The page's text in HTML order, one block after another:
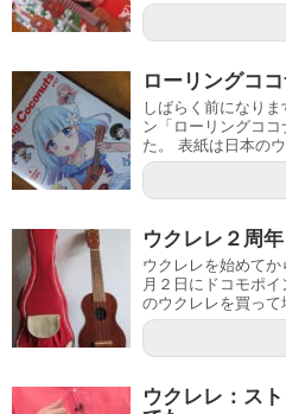
ローリングコ
しばらく前になり
ン「ローリングコ
た。 表紙は日本の
ウクレレ２周年
ウクレレを始めて
月２日にドコモポ
のウクレレを買っ
ウクレレ：ス